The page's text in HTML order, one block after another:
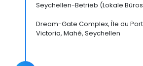
Seychellen-Betrieb (Lokale
Dream-Gate Complex, Île du Port
Victoria, Mahé, Seychellen